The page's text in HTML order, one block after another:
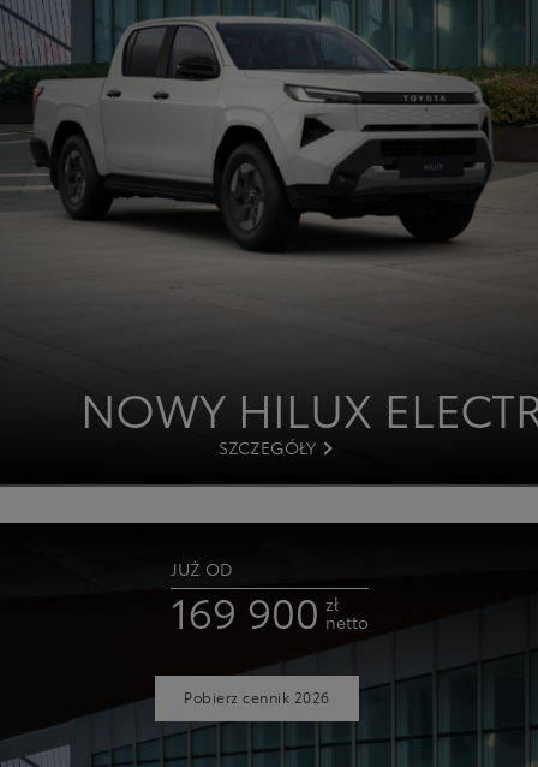
NOWY HILUX
SZCZEGÓŁY
JUŻ OD
169 900 zł
netto
Pobierz cennik 2026